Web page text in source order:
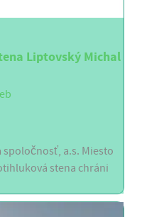
Liptovský Michal
a.s. Miesto
stena chráni